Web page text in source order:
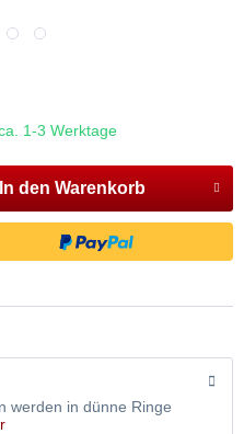
1-3 Werktage
In den Warenkorb
werden in dünne Ringe